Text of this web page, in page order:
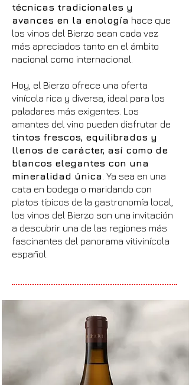
técnicas tradicionales y
avances en la enología hace que
los vinos del Bierzo sean cada vez
más apreciados tanto en el ámbito
nacional como internacional.
Hoy, el Bierzo ofrece una oferta
vinícola rica y diversa, ideal para los
paladares más exigentes. Los
amantes del vino pueden disfrutar de
tintos frescos, equilibrados y
llenos de carácter, así como de
blancos elegantes con una
mineralidad única . Ya sea en una
cata en bodega o maridando con
platos típicos de la gastronomía local,
los vinos del Bierzo son una invitación
a descubrir una de las regiones más
fascinantes del panorama vitivinícola
español.